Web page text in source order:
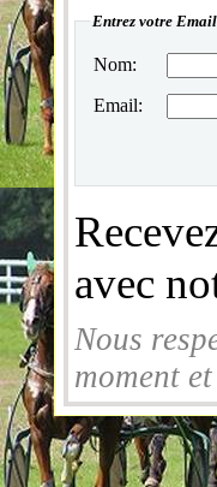
Entrez votre
Nom:
Email:
avec
Nous
moment